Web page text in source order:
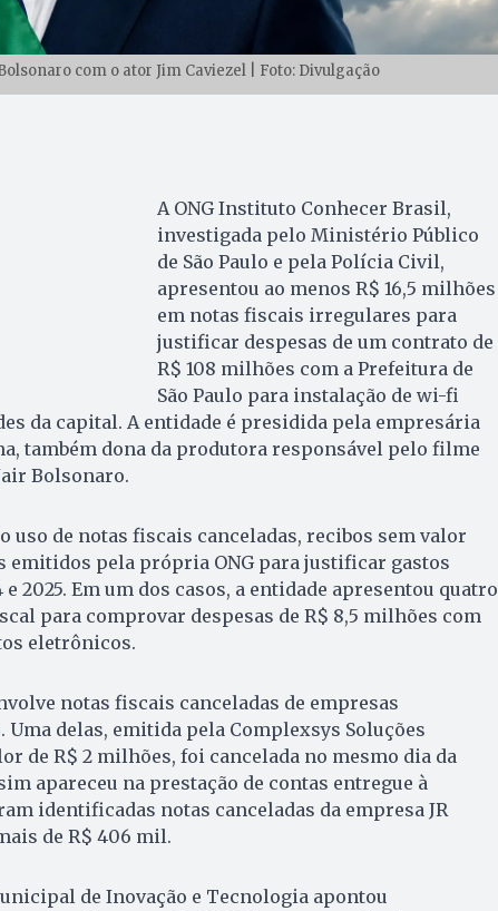
com o ator Jim Caviezel | Foto: Divulgação
A ONG Instituto Conhecer Brasil,
investigada pelo Ministério Público
de São Paulo e pela Polícia Civil,
apresentou ao menos R$ 16,5 milhões
em notas fiscais irregulares para
justificar despesas de um contrato de
R$ 108 milhões com a Prefeitura de
São Paulo para instalação de wi-fi
da capital. A entidade é presidida pela empresária
também dona da produtora responsável pelo filme
Bolsonaro.
uso de notas fiscais canceladas, recibos sem valor
emitidos pela própria ONG para justificar gastos
2025. Em um dos casos, a entidade apresentou quatro
para comprovar despesas de R$ 8,5 milhões com
eletrônicos.
notas fiscais canceladas de empresas
Uma delas, emitida pela Complexsys Soluções
de R$ 2 milhões, foi cancelada no mesmo dia da
apareceu na prestação de contas entregue à
identificadas notas canceladas da empresa JR
de R$ 406 mil.
de Inovação e Tecnologia apontou